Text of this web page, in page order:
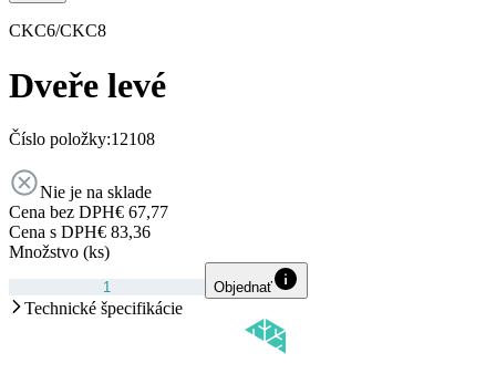
CKC6/CKC8
Dveře levé
Číslo položky:12108
Nie je na sklade
Cena bez DPH€ 67,77
Cena s DPH€ 83,36
Množstvo (ks)
Objednať
Technické špecifikácie